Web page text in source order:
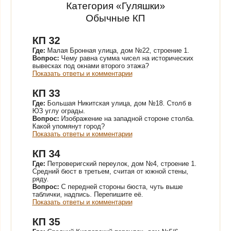
Категория «Гуляшки»
Обычные КП
КП 32
Где: Малая Бронная улица, дом №22, строение 1.
Вопрос: Чему равна сумма чисел на исторических
вывесках под окнами второго этажа?
Показать ответы и комментарии
КП 33
Где: Большая Никитская улица, дом №18. Столб в
ЮЗ углу ограды.
Вопрос: Изображение на западной стороне столба.
Какой упомянут город?
Показать ответы и комментарии
КП 34
Где: Петроверигский переулок, дом №4, строение 1.
Средний бюст в третьем, считая от южной стены,
ряду.
Вопрос: С передней стороны бюста, чуть выше
таблички, надпись. Перепишите её.
Показать ответы и комментарии
КП 35